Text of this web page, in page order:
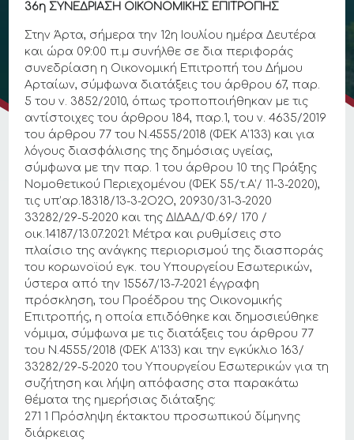
36η ΣΥΝΕΔΡΙΑΣΗ ΟΙΚΟΝΟΜΙΚΗΣ ΕΠΙΤΡΟΠΗΣ
Στην Άρτα, σήμερα την 12η Ιουλίου ημέρα Δευτέρα
και ώρα 09:00 π.μ συνήλθε σε δια περιφοράς
συνεδρίαση η Οικονομική Επιτροπή του Δήμου
Αρταίων, σύμφωνα διατάξεις του άρθρου 67, παρ.
5 του ν. 3852/2010, όπως τροποποιήθηκαν με τις
αντίστοιχες του άρθρου 184, παρ.1, του ν. 4635/2019
του άρθρου 77 του Ν.4555/2018 (ΦΕΚ Α’133) και για
λόγους διασφάλισης της δημόσιας υγείας,
σύμφωνα με την παρ. 1 του άρθρου 10 της Πράξης
Νομοθετικού Περιεχομένου (ΦΕΚ 55/τ.Α’/ 11-3-2020),
τις υπ’αρ.18318/13-3-2Ο2Ο, 20930/31-3-2020
33282/29-5-2020 και της ΔΙΔΑΔ/Φ.69/ 170 /
οικ.14187/13.07.2021: Μέτρα και ρυθμίσεις στο
πλαίσιο της ανάγκης περιορισμού της διασποράς
του κορωνοϊού εγκ. του Υπουργείου Εσωτερικών,
ύστερα από την 15567/13-7-2021 έγγραφη
πρόσκληση, του Προέδρου της Οικονομικής
Επιτροπής, η οποία επιδόθηκε και δημοσιεύθηκε
νόμιμα, σύμφωνα με τις διατάξεις του άρθρου 77
του Ν.4555/2018 (ΦΕΚ Α’133) και την εγκύκλιο 163/
33282/29-5-2020 του Υπουργείου Εσωτερικών για τη
συζήτηση και λήψη απόφασης στα παρακάτω
θέματα της ημερήσιας διάταξης:
271 1 Πρόσληψη έκτακτου προσωπικού δίμηνης
διάρκειας